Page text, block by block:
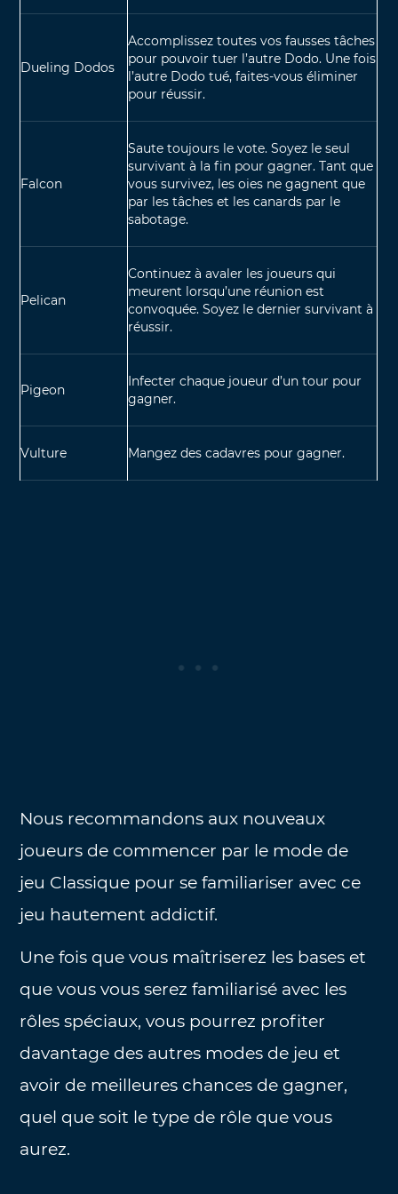
Dueling Dodos
Accomplissez toutes vos fausses tâches
pour pouvoir tuer l’autre Dodo. Une fois
l’autre Dodo tué, faites-vous éliminer
pour réussir.
Falcon
Saute toujours le vote. Soyez le seul
survivant à la fin pour gagner. Tant que
vous survivez, les oies ne gagnent que
par les tâches et les canards par le
sabotage.
Pelican
Continuez à avaler les joueurs qui
meurent lorsqu’une réunion est
convoquée. Soyez le dernier survivant à
réussir.
Pigeon
Infecter chaque joueur d’un tour pour
gagner.
Vulture Mangez des cadavres pour gagner.
Nous recommandons aux nouveaux
joueurs de commencer par le mode de
jeu Classique pour se familiariser avec ce
jeu hautement addictif.
Une fois que vous maîtriserez les bases et
que vous vous serez familiarisé avec les
rôles spéciaux, vous pourrez profiter
davantage des autres modes de jeu et
avoir de meilleures chances de gagner,
quel que soit le type de rôle que vous
aurez.